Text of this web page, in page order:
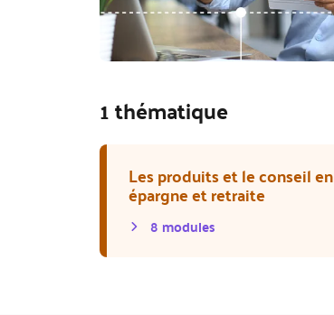
1 thématique
Les produits et le conseil en
épargne et retraite
8 modules